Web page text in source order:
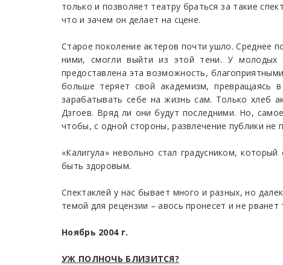
только и позволяет театру браться за такие
что и зачем он делает на сцене.
Старое поколение актеров почти ушло. Среднее
ними, смогли выйти из этой тени. У молодых
предоставлена эта возможность,
больше теряет свой академизм, превращаясь
зарабатывать себе на жизнь сам. Только хлеб
Дзгоев. Вряд ли они будут последними. Но,
чтобы, с одной стороны, развлечение публики не
«Калигула» невольно стал градусником,
быть здоровым.
Спектаклей у нас бывает много и разных, но
темой для рецензии – авось пронесет и не
Ноябрь 2004 г.
УЖ ПОЛНОЧЬ БЛИЗИТСЯ?